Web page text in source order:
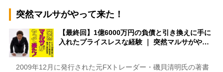
突然マルサがやって来た！
【最終回】1億6000万円の負債と引き換えに手に
入れたプライスレスな経験 ｜ 突然マルサがや…
2009年12月に発行された元FXトレーダー・磯貝清明氏の著書